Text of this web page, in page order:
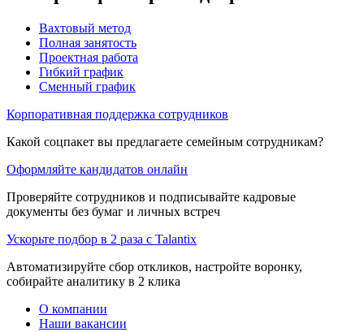
Вахтовый метод
Полная занятость
Проектная работа
Гибкий график
Сменный график
Корпоративная поддержка сотрудников
Какой соцпакет вы предлагаете семейным сотрудникам?
Оформляйте кандидатов онлайн
Проверяйте сотрудников и подписывайте кадровые
документы без бумаг и личных встреч
Ускорьте подбор в 2 раза с Talantix
Автоматизируйте сбор откликов, настройте воронку,
собирайте аналитику в 2 клика
О компании
Наши вакансии